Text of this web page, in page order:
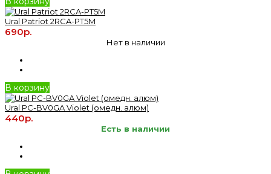
Ural Patriot 2RCA-PT5M
690р.
Нет в наличии
В корзину
Ural PC-BV0GA Violet (омедн. алюм)
440р.
Есть в наличии